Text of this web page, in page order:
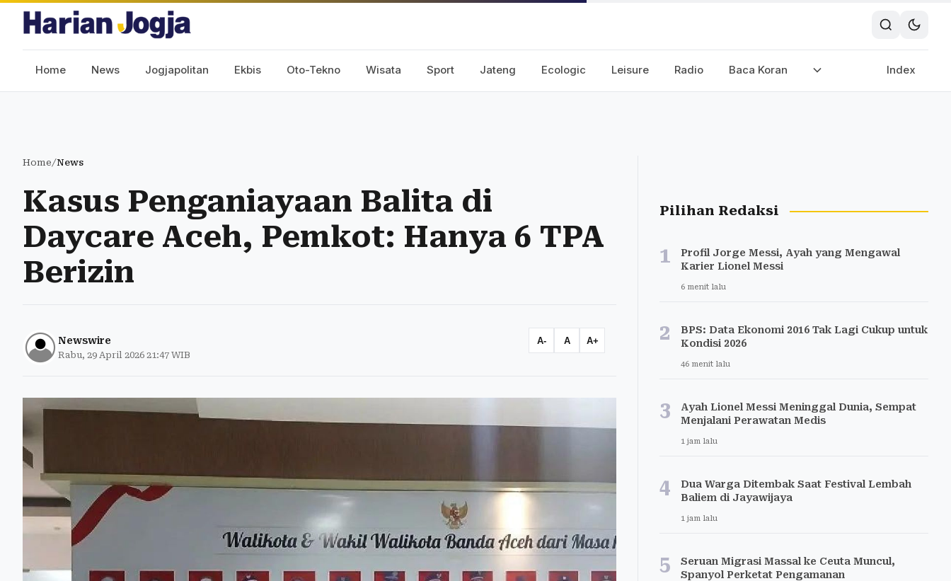
Home News Jogjapolitan Ekbis Oto-Tekno Wisata Sport Jateng Ecologic Leisure Radio Baca Koran Index
Home/News
Kasus Penganiayaan Balita di
Daycare Aceh, Pemkot: Hanya 6 TPA
Berizin
Newswire
Rabu, 29 April 2026 21:47 WIB
A- A A+
Pilihan Redaksi
1
Profil Jorge Messi, Ayah yang Mengawal
Karier Lionel Messi
6 menit lalu
2
BPS: Data Ekonomi 2016 Tak Lagi Cukup untuk
Kondisi 2026
46 menit lalu
3
Ayah Lionel Messi Meninggal Dunia, Sempat
Menjalani Perawatan Medis
1 jam lalu
4
Dua Warga Ditembak Saat Festival Lembah
Baliem di Jayawijaya
1 jam lalu
5
Seruan Migrasi Massal ke Ceuta Muncul,
Spanyol Perketat Pengamanan